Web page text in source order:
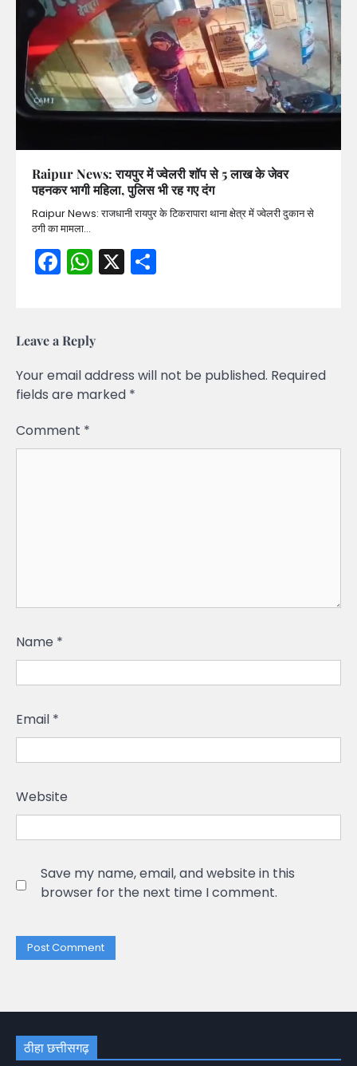
Raipur News: रायपुर में ज्वेलरी शॉप से 5 लाख के जेवर
पहनकर भागी महिला, पुलिस भी रह गए दंग
Raipur News: राजधानी रायपुर के टिकरापारा थाना क्षेत्र में ज्वेलरी दुकान से
ठगी का मामला…
Facebook
WhatsApp
X
Leave a Reply
Your email address will not be published. Required
fields are marked *
Comment *
Name *
Email *
Website
Save my name, email, and website in this
browser for the next time I comment.
ठीहा छत्तीसगढ़